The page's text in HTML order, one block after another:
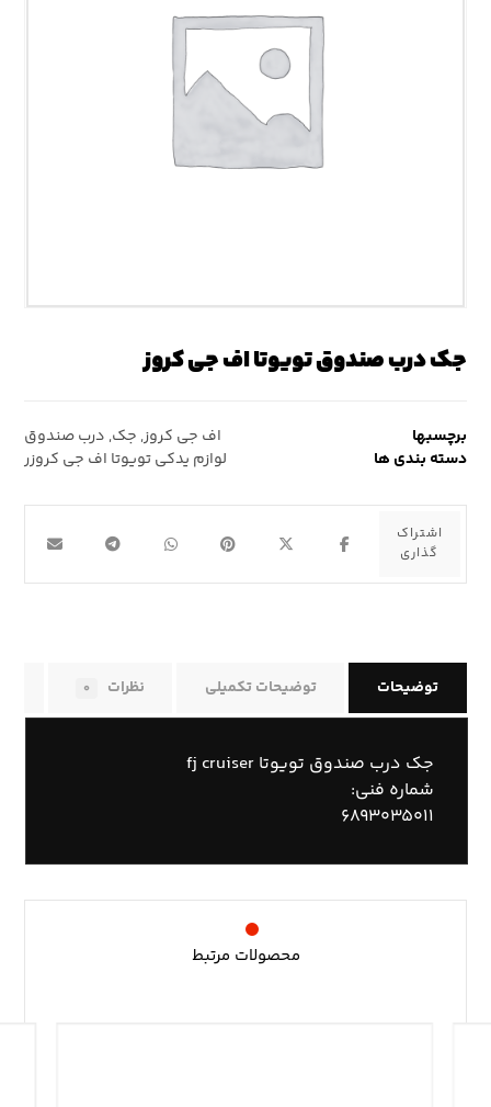
جک درب صندوق تویوتا اف جی کروز
برچسبها اف جی کروز, جک, درب صندوق
دسته بندی ها
لوازم یدکی تویوتا اف جی کروزر
توضیحات توضیحات تکمیلی نظرات ۰
جک درب صندوق تویوتا fj cruiser
شماره فنی:
۶۸۹۳۰۳۵۰۱۱
محصولات مرتبط